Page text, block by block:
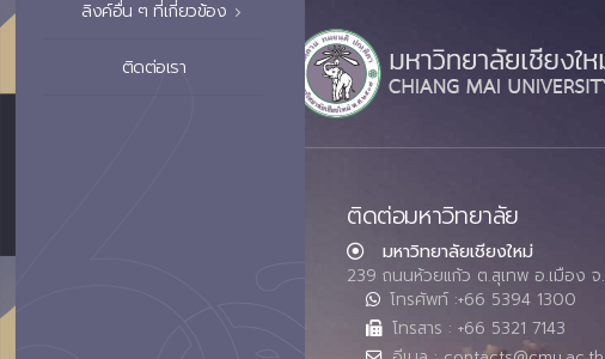
ลิงค์อื่น ๆ ที่เกี่ยวข้อง
ติดต่อเรา
ติดต่อมหาวิทยาลัย
มหาวิทยาลัยเชียงใหม่
239 ถนนห้วยแก้ว ต.สุเทพ อ.เมือง
โทรศัพท์ :+66 5394 1300
โทรสาร : +66 5321 7143